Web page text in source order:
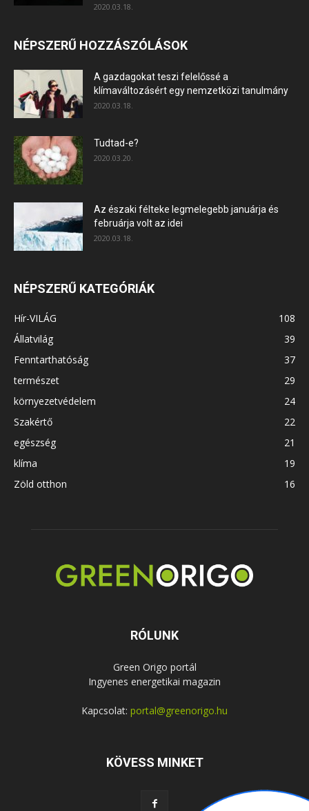
2020.03.18.
NÉPSZERŰ HOZZÁSZÓLÁSOK
A gazdagokat teszi felelőssé a
klímaváltozásért egy nemzetközi tanulmány
2020.03.18.
Tudtad-e?
2020.03.20.
Az északi félteke legmelegebb januárja és
februárja volt az idei
2020.03.18.
NÉPSZERŰ KATEGÓRIÁK
Hír-VILÁG
108
Állatvilág
39
Fenntarthatóság
37
természet
29
környezetvédelem
24
Szakértő
22
egészség
21
klíma
19
Zöld otthon
16
RÓLUNK
Green Origo portál
Ingyenes energetikai magazin
Kapcsolat: portal@greenorigo.hu
KÖVESS MINKET